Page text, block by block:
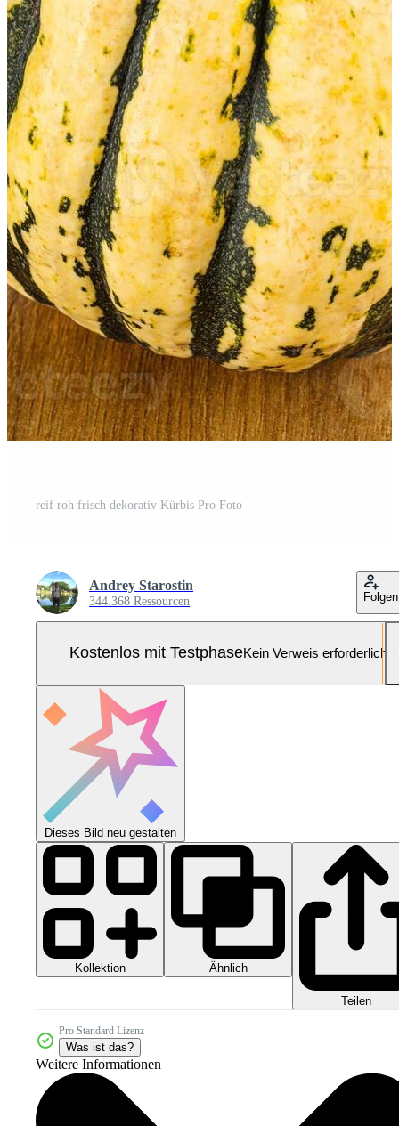
reif roh frisch dekorativ Kürbis Pro Foto
Andrey Starostin
344.368 Ressourcen Folgen
Kostenlos mit TestphaseKein Verweis erforderlich
Dieses Bild neu gestalten
Kollektion Ähnlich
Teilen
Pro Standard Lizenz
Was ist das?
Weitere Informationen